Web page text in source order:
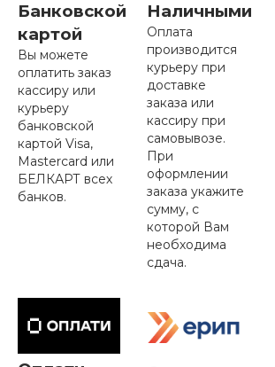
Банковской
картой
Вы можете
оплатить заказ
кассиру или
курьеру
банковской
картой Visa,
Mastercard или
БЕЛКАРТ всех
банков.
Наличными
Оплата
производится
курьеру при
доставке
заказа или
кассиру при
самовывозе.
При
оформлении
заказа укажите
сумму, с
которой Вам
необходима
сдача.